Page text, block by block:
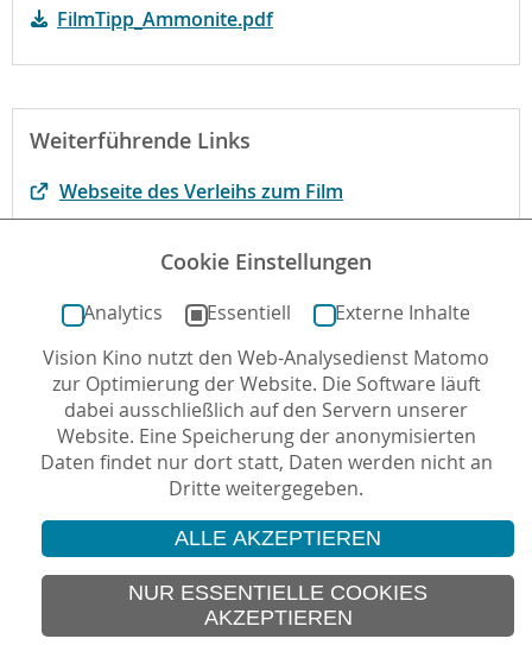
FilmTipp_Ammonite.pdf
Weiterführende Links
Webseite des Verleihs zum Film
englische Seite zu Mary Anning
Autor*in: Karl-Leontin Beger , 11.10.2021 , letzte
Aktualisierung: 03.11.2021
© 2026 Vision Kino
IMPRESSUM
SITEMAP
Cookie Einstellungen
Analytics Essentiell
Externe Inhalte
Vision Kino nutzt den Web-Analysedienst Matomo
zur Optimierung der Website. Die Software läuft
dabei ausschließlich auf den Servern unserer
Website. Eine Speicherung der anonymisierten
Daten findet nur dort statt, Daten werden nicht an
Dritte weitergegeben.
ALLE AKZEPTIEREN
NUR ESSENTIELLE COOKIES
AKZEPTIEREN